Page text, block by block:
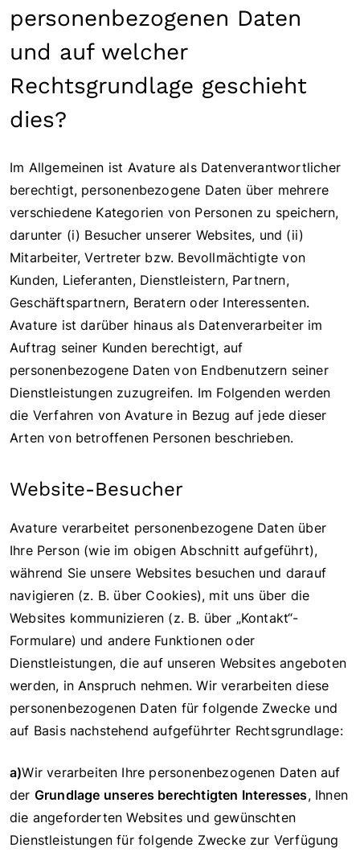
personenbezogenen Daten
und auf welcher
Rechtsgrundlage geschieht
dies?
Im Allgemeinen ist Avature als Datenverantwortlicher
berechtigt, personenbezogene Daten über mehrere
verschiedene Kategorien von Personen zu speichern,
darunter (i) Besucher unserer Websites, und (ii)
Mitarbeiter, Vertreter bzw. Bevollmächtigte von
Kunden, Lieferanten, Dienstleistern, Partnern,
Geschäftspartnern, Beratern oder Interessenten.
Avature ist darüber hinaus als Datenverarbeiter im
Auftrag seiner Kunden berechtigt, auf
personenbezogene Daten von Endbenutzern seiner
Dienstleistungen zuzugreifen. Im Folgenden werden
die Verfahren von Avature in Bezug auf jede dieser
Arten von betroffenen Personen beschrieben.
Website-Besucher
Avature verarbeitet personenbezogene Daten über
Ihre Person (wie im obigen Abschnitt aufgeführt),
während Sie unsere Websites besuchen und darauf
navigieren (z. B. über Cookies), mit uns über die
Websites kommunizieren (z. B. über „Kontakt“-
Formulare) und andere Funktionen oder
Dienstleistungen, die auf unseren Websites angeboten
werden, in Anspruch nehmen. Wir verarbeiten diese
personenbezogenen Daten für folgende Zwecke und
auf Basis nachstehend aufgeführter Rechtsgrundlage:
a)Wir verarbeiten Ihre personenbezogenen Daten auf
der Grundlage unseres berechtigten Interesses, Ihnen
die angeforderten Websites und gewünschten
Dienstleistungen für folgende Zwecke zur Verfügung